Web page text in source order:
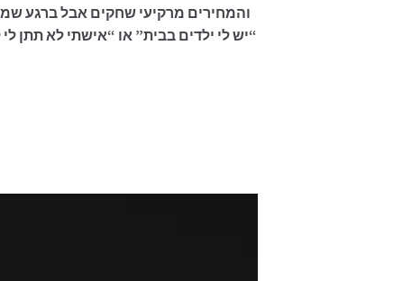
והמחירים מרקיעי שחקים אבל ברגע
“יש לי ילדים בבית” או “אישתי לא תתן